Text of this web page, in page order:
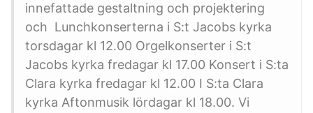
innefattade gestaltning och projektering
och Lunchkonserterna i S:t Jacobs kyrka
torsdagar kl 12.00 Orgelkonserter i S:t
Jacobs kyrka fredagar kl 17.00 Konsert i S:ta
Clara kyrka fredagar kl 12.00 I S:ta Clara
kyrka Aftonmusik lördagar kl 18.00. Vi